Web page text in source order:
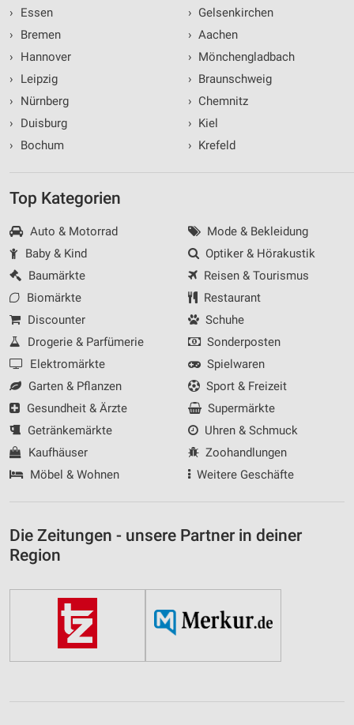
›
Essen
›
Bremen
›
Hannover
›
Leipzig
›
Nürnberg
›
Duisburg
›
Bochum
› Gelsenkirchen
› Aachen
› Mönchengladbach
› Braunschweig
› Chemnitz
› Kiel
› Krefeld
Top Kategorien
Auto & Motorrad
Baby & Kind
Baumärkte
Biomärkte
Discounter
Drogerie & Parfümerie
Elektromärkte
Garten & Pflanzen
Gesundheit & Ärzte
Getränkemärkte
Kaufhäuser
Möbel & Wohnen
Mode & Bekleidung
Optiker & Hörakustik
Reisen & Tourismus
Restaurant
Schuhe
Sonderposten
Spielwaren
Sport & Freizeit
Supermärkte
Uhren & Schmuck
Zoohandlungen
Weitere Geschäfte
Die Zeitungen - unsere Partner in deiner
Region